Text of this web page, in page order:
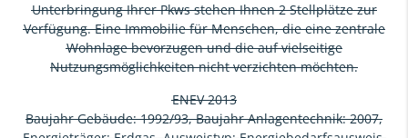
Unterbringung Ihrer Pkws stehen Ihnen 2 Stellplätze zur
Verfügung. Eine Immobilie für Menschen, die eine zentrale
Wohnlage bevorzugen und die auf vielseitige
Nutzungsmöglichkeiten nicht verzichten möchten.
ENEV 2013
Baujahr Gebäude: 1992/93, Baujahr Anlagentechnik: 2007,